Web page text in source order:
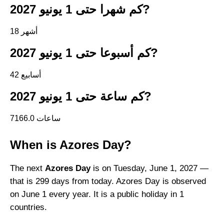
كم شهرا حتى 1 يونيو 2027?
18 أشهر
كم أسبوعا حتى 1 يونيو 2027?
42 أسابيع
كم ساعة حتى 1 يونيو 2027?
7166.0 ساعات
When is Azores Day?
The next Azores Dayis on Tuesday, June 1, 2027 —
that is 299 days from today. Azores Day is observed
on June 1 every year. It is a public holiday in 1
countries.